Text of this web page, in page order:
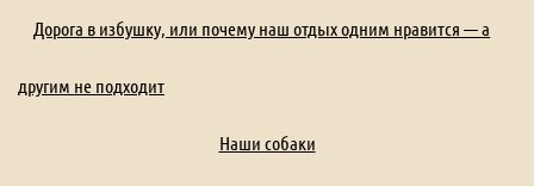
Дорога в избушку, или почему наш отдых одним нравится — а
другим не подходит
Наши собаки